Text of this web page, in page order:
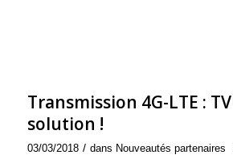
Transmission 4G-LTE :
solution !
03/03/2018 / dans Nouveautés partenaires